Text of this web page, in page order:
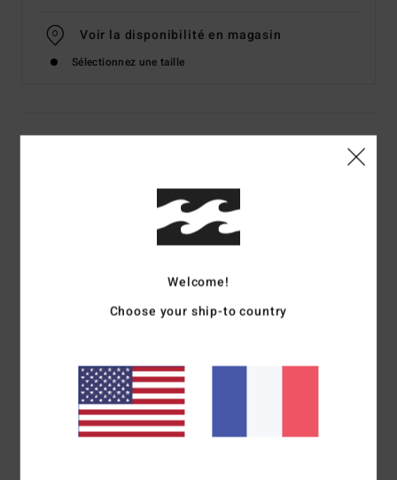
Voir la disponibilité en magasin
Sélectionnez une taille
Details & caractéristiques
Code couleur
jersey de coton [160 g/m2]
Premium
Étiquette tissée Billabong
Composition[Matière principale] 70% coton, 30% coton
Welcome!
Choose your ship-to country